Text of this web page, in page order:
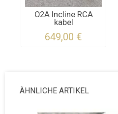
O2A Incline RCA
kabel
649,00 €
ÄHNLICHE ARTIKEL